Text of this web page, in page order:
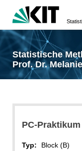
Statistische
Prof. Dr.
PC-
Typ:
Block (B)